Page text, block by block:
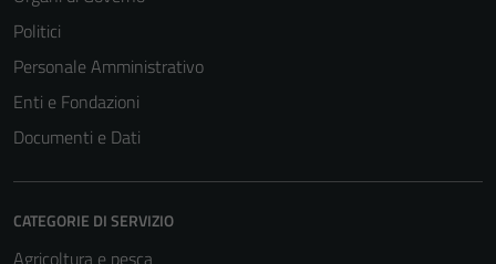
Politici
Personale Amministrativo
Enti e Fondazioni
Documenti e Dati
CATEGORIE DI SERVIZIO
Agricoltura e pesca